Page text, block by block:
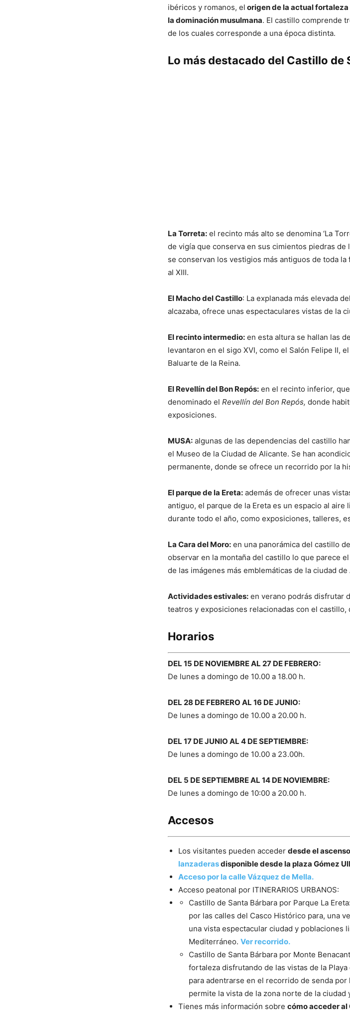
ibéricos y romanos, el origen de la actual
la dominación musulmana. El castillo comprende
de los cuales corresponde a una época distinta.
Lo más destacado del Castillo de
La Torreta: el recinto más alto se denomina ‘La
de vigía que conserva en sus cimientos piedras
se conservan los vestigios más antiguos de toda
al XIII.
El Macho del Castillo: La explanada más elevada
alcazaba, ofrece unas espectaculares vistas de la
El recinto intermedio: en esta altura se hallan las
levantaron en el sigo XVI, como el Salón Felipe II,
Baluarte de la Reina.
El Revellín del Bon Repós: en el recinto inferior,
denominado el Revellín del Bon Repós, donde
exposiciones.
MUSA: algunas de las dependencias del castillo
el Museo de la Ciudad de Alicante. Se han
permanente, donde se ofrece un recorrido por la
El parque de la Ereta: además de ofrecer unas
antiguo, el parque de la Ereta es un espacio al
durante todo el año, como exposiciones, talleres,
La Cara del Moro: en una panorámica del castillo
observar en la montaña del castillo lo que parece
de las imágenes más emblemáticas de la ciudad de
Actividades estivales: en verano podrás disfrutar
teatros y exposiciones relacionadas con el
Horarios
DEL 15 DE NOVIEMBRE AL 27 DE FEBRERO:
De lunes a domingo de 10.00 a 18.00 h.
DEL 28 DE FEBRERO AL 16 DE JUNIO:
De lunes a domingo de 10.00 a 20.00 h.
DEL 17 DE JUNIO AL 4 DE SEPTIEMBRE:
De lunes a domingo de 10.00 a 23.00h.
DEL 5 DE SEPTIEMBRE AL 14 DE NOVIEMBRE:
De lunes a domingo de 10:00 a 20.00 h.
Accesos
Los visitantes pueden acceder desde el
lanzaderasdisponible desde la plaza Gómez
Acceso por la calle Vázquez de Mella.
Acceso peatonal por ITINERARIOS URBANOS:
Castillo de Santa Bárbara por Parque La
por las calles del Casco Histórico para, una
una vista espectacular ciudad y poblaciones
Mediterráneo. Ver recorrido.
Castillo de Santa Bárbara por Monte
fortaleza disfrutando de las vistas de la
para adentrarse en el recorrido de senda
permite la vista de la zona norte de la ciudad
Tienes más información sobre cómo acceder al